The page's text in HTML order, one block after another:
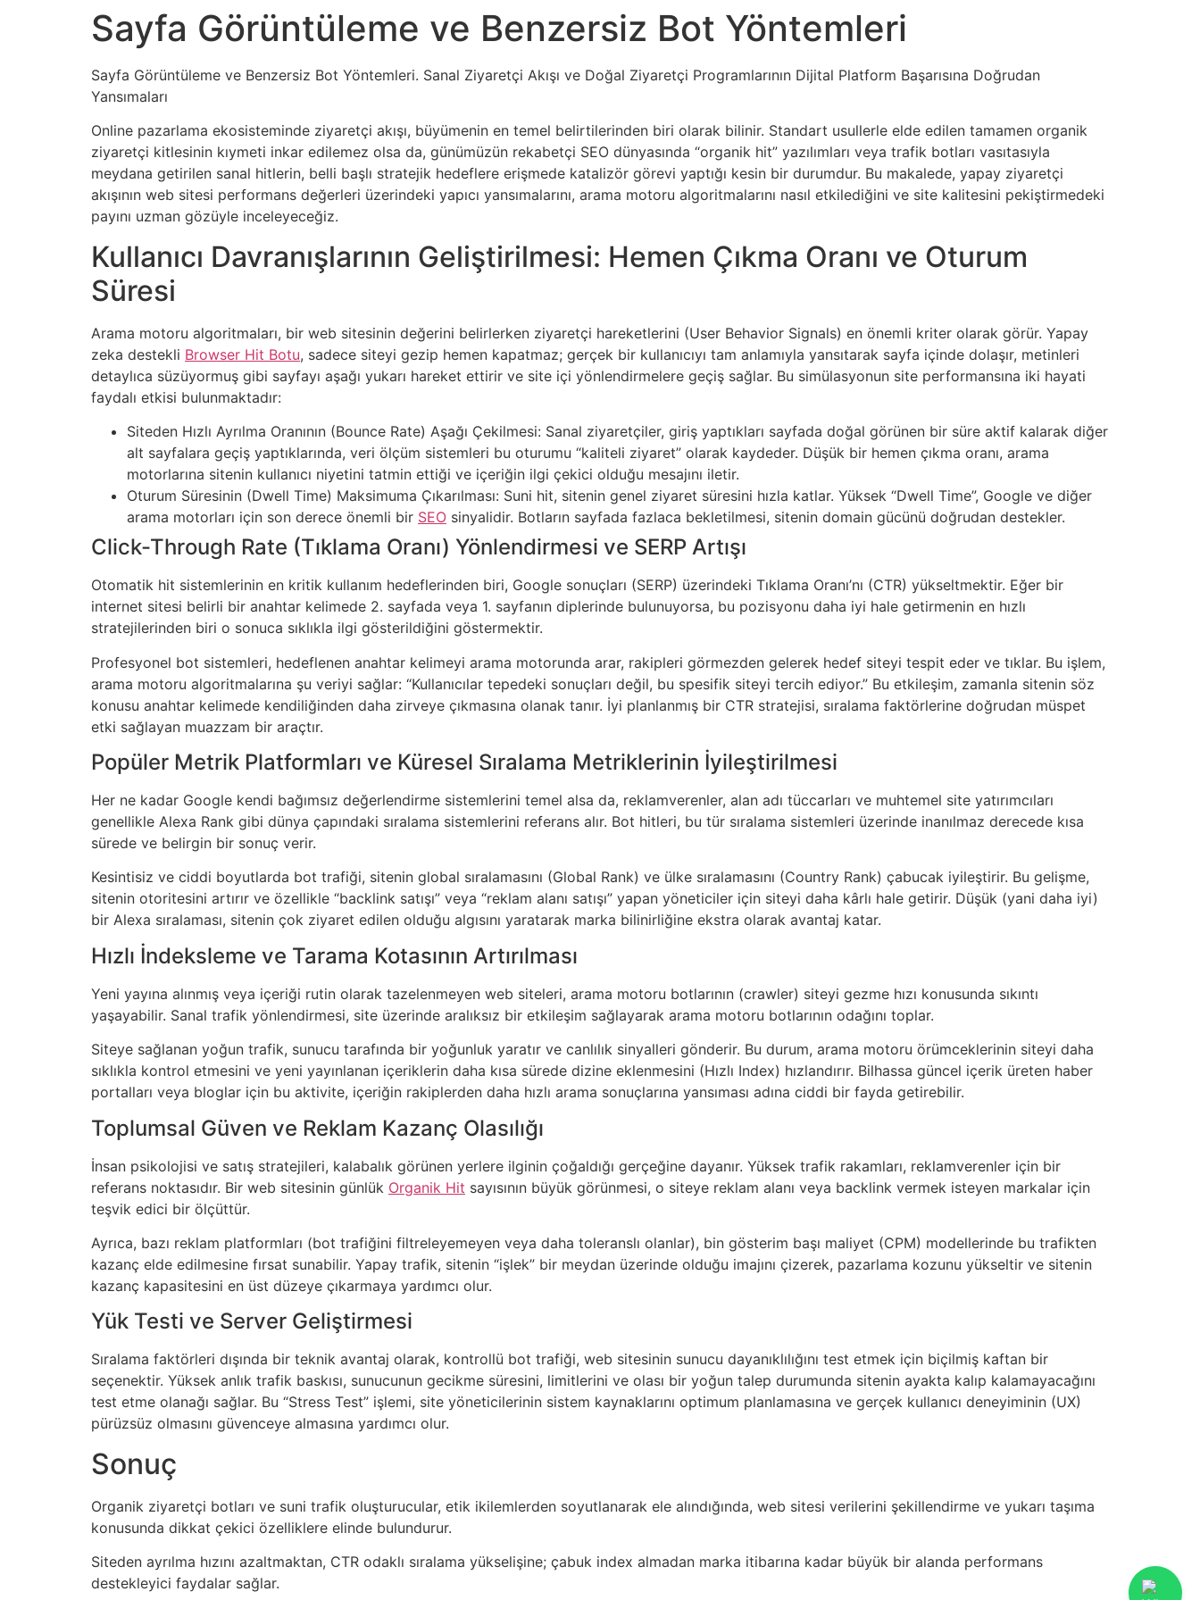
Sayfa Görüntüleme ve Benzersiz Bot Yöntemleri
Sayfa Görüntüleme ve Benzersiz Bot Yöntemleri. Sanal Ziyaretçi Akışı ve Doğal Ziyaretçi Programlarının Dijital Platform Başarısına Doğrudan
Yansımaları
Online pazarlama ekosisteminde ziyaretçi akışı, büyümenin en temel belirtilerinden biri olarak bilinir. Standart usullerle elde edilen tamamen organik
ziyaretçi kitlesinin kıymeti inkar edilemez olsa da, günümüzün rekabetçi SEO dünyasında “organik hit” yazılımları veya trafik botları vasıtasıyla
meydana getirilen sanal hitlerin, belli başlı stratejik hedeflere erişmede katalizör görevi yaptığı kesin bir durumdur. Bu makalede, yapay ziyaretçi
akışının web sitesi performans değerleri üzerindeki yapıcı yansımalarını, arama motoru algoritmalarını nasıl etkilediğini ve site kalitesini pekiştirmedeki
payını uzman gözüyle inceleyeceğiz.
Kullanıcı Davranışlarının Geliştirilmesi: Hemen Çıkma Oranı ve Oturum
Süresi
Arama motoru algoritmaları, bir web sitesinin değerini belirlerken ziyaretçi hareketlerini (User Behavior Signals) en önemli kriter olarak görür. Yapay
zeka destekli Browser Hit Botu, sadece siteyi gezip hemen kapatmaz; gerçek bir kullanıcıyı tam anlamıyla yansıtarak sayfa içinde dolaşır, metinleri
detaylıca süzüyormuş gibi sayfayı aşağı yukarı hareket ettirir ve site içi yönlendirmelere geçiş sağlar. Bu simülasyonun site performansına iki hayati
faydalı etkisi bulunmaktadır:
Siteden Hızlı Ayrılma Oranının (Bounce Rate) Aşağı Çekilmesi: Sanal ziyaretçiler, giriş yaptıkları sayfada doğal görünen bir süre aktif kalarak diğer
alt sayfalara geçiş yaptıklarında, veri ölçüm sistemleri bu oturumu “kaliteli ziyaret” olarak kaydeder. Düşük bir hemen çıkma oranı, arama
motorlarına sitenin kullanıcı niyetini tatmin ettiği ve içeriğin ilgi çekici olduğu mesajını iletir.
Oturum Süresinin (Dwell Time) Maksimuma Çıkarılması: Suni hit, sitenin genel ziyaret süresini hızla katlar. Yüksek “Dwell Time”, Google ve diğer
arama motorları için son derece önemli bir SEO sinyalidir. Botların sayfada fazlaca bekletilmesi, sitenin domain gücünü doğrudan destekler.
Click-Through Rate (Tıklama Oranı) Yönlendirmesi ve SERP Artışı
Otomatik hit sistemlerinin en kritik kullanım hedeflerinden biri, Google sonuçları (SERP) üzerindeki Tıklama Oranı’nı (CTR) yükseltmektir. Eğer bir
internet sitesi belirli bir anahtar kelimede 2. sayfada veya 1. sayfanın diplerinde bulunuyorsa, bu pozisyonu daha iyi hale getirmenin en hızlı
stratejilerinden biri o sonuca sıklıkla ilgi gösterildiğini göstermektir.
Profesyonel bot sistemleri, hedeflenen anahtar kelimeyi arama motorunda arar, rakipleri görmezden gelerek hedef siteyi tespit eder ve tıklar. Bu işlem,
arama motoru algoritmalarına şu veriyi sağlar: “Kullanıcılar tepedeki sonuçları değil, bu spesifik siteyi tercih ediyor.” Bu etkileşim, zamanla sitenin söz
konusu anahtar kelimede kendiliğinden daha zirveye çıkmasına olanak tanır. İyi planlanmış bir CTR stratejisi, sıralama faktörlerine doğrudan müspet
etki sağlayan muazzam bir araçtır.
Popüler Metrik Platformları ve Küresel Sıralama Metriklerinin İyileştirilmesi
Her ne kadar Google kendi bağımsız değerlendirme sistemlerini temel alsa da, reklamverenler, alan adı tüccarları ve muhtemel site yatırımcıları
genellikle Alexa Rank gibi dünya çapındaki sıralama sistemlerini referans alır. Bot hitleri, bu tür sıralama sistemleri üzerinde inanılmaz derecede kısa
sürede ve belirgin bir sonuç verir.
Kesintisiz ve ciddi boyutlarda bot trafiği, sitenin global sıralamasını (Global Rank) ve ülke sıralamasını (Country Rank) çabucak iyileştirir. Bu gelişme,
sitenin otoritesini artırır ve özellikle “backlink satışı” veya “reklam alanı satışı” yapan yöneticiler için siteyi daha kârlı hale getirir. Düşük (yani daha iyi)
bir Alexa sıralaması, sitenin çok ziyaret edilen olduğu algısını yaratarak marka bilinirliğine ekstra olarak avantaj katar.
Hızlı İndeksleme ve Tarama Kotasının Artırılması
Yeni yayına alınmış veya içeriği rutin olarak tazelenmeyen web siteleri, arama motoru botlarının (crawler) siteyi gezme hızı konusunda sıkıntı
yaşayabilir. Sanal trafik yönlendirmesi, site üzerinde aralıksız bir etkileşim sağlayarak arama motoru botlarının odağını toplar.
Siteye sağlanan yoğun trafik, sunucu tarafında bir yoğunluk yaratır ve canlılık sinyalleri gönderir. Bu durum, arama motoru örümceklerinin siteyi daha
sıklıkla kontrol etmesini ve yeni yayınlanan içeriklerin daha kısa sürede dizine eklenmesini (Hızlı Index) hızlandırır. Bilhassa güncel içerik üreten haber
portalları veya bloglar için bu aktivite, içeriğin rakiplerden daha hızlı arama sonuçlarına yansıması adına ciddi bir fayda getirebilir.
Toplumsal Güven ve Reklam Kazanç Olasılığı
İnsan psikolojisi ve satış stratejileri, kalabalık görünen yerlere ilginin çoğaldığı gerçeğine dayanır. Yüksek trafik rakamları, reklamverenler için bir
referans noktasıdır. Bir web sitesinin günlük Organik Hit sayısının büyük görünmesi, o siteye reklam alanı veya backlink vermek isteyen markalar için
teşvik edici bir ölçüttür.
Ayrıca, bazı reklam platformları (bot trafiğini filtreleyemeyen veya daha toleranslı olanlar), bin gösterim başı maliyet (CPM) modellerinde bu trafikten
kazanç elde edilmesine fırsat sunabilir. Yapay trafik, sitenin “işlek” bir meydan üzerinde olduğu imajını çizerek, pazarlama kozunu yükseltir ve sitenin
kazanç kapasitesini en üst düzeye çıkarmaya yardımcı olur.
Yük Testi ve Server Geliştirmesi
Sıralama faktörleri dışında bir teknik avantaj olarak, kontrollü bot trafiği, web sitesinin sunucu dayanıklılığını test etmek için biçilmiş kaftan bir
seçenektir. Yüksek anlık trafik baskısı, sunucunun gecikme süresini, limitlerini ve olası bir yoğun talep durumunda sitenin ayakta kalıp kalamayacağını
test etme olanağı sağlar. Bu “Stress Test” işlemi, site yöneticilerinin sistem kaynaklarını optimum planlamasına ve gerçek kullanıcı deneyiminin (UX)
pürüzsüz olmasını güvenceye almasına yardımcı olur.
Sonuç
Organik ziyaretçi botları ve suni trafik oluşturucular, etik ikilemlerden soyutlanarak ele alındığında, web sitesi verilerini şekillendirme ve yukarı taşıma
konusunda dikkat çekici özelliklere elinde bulundurur.
Siteden ayrılma hızını azaltmaktan, CTR odaklı sıralama yükselişine; çabuk index almadan marka itibarına kadar büyük bir alanda performans
destekleyici faydalar sağlar.